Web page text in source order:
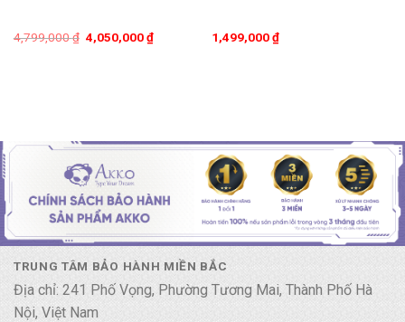
4,799,000₫ 4,050,000₫ 1,499,000₫
TRUNG TÂM BẢO HÀNH MIỀN BẮC
Địa chỉ: 241 Phố Vọng, Phường Tương Mai, Thành Phố Hà
Nội, Việt Nam